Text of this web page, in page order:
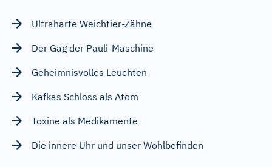
Ultraharte Weichtier-Zähne
Der Gag der Pauli-Maschine
Geheimnisvolles Leuchten
Kafkas Schloss als Atom
Toxine als Medikamente
Die innere Uhr und unser Wohlbefinden